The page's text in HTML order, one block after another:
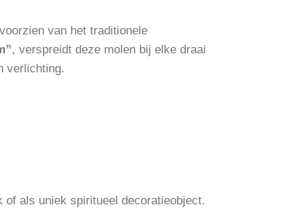
van het traditionele
, verspreidt deze molen bij elke draai
verlichting.
als uniek spiritueel decoratieobject.